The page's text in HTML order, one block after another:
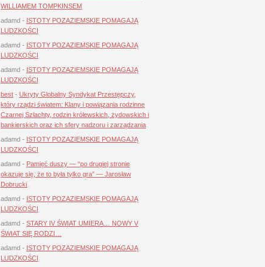
WILLIAMEM TOMPKINSEM
adamd - ISTOTY POZAZIEMSKIE POMAGAJĄ
LUDZKOŚCI
adamd - ISTOTY POZAZIEMSKIE POMAGAJĄ
LUDZKOŚCI
adamd - ISTOTY POZAZIEMSKIE POMAGAJĄ
LUDZKOŚCI
best - Ukryty Globalny Syndykat Przestępczy,
który rządzi światem: Klany i powiązania rodzinne
Czarnej Szlachty, rodzin królewskich, żydowskich i
bankierskich oraz ich sfery nadzoru i zarządzania
adamd - ISTOTY POZAZIEMSKIE POMAGAJĄ
LUDZKOŚCI
adamd - Pamięć duszy — “po drugiej stronie
okazuje się, że to była tylko gra” — Jarosław
Dobrucki
adamd - ISTOTY POZAZIEMSKIE POMAGAJĄ
LUDZKOŚCI
adamd - STARY IV ŚWIAT UMIERA… NOWY V
ŚWIAT SIĘ RODZI…
adamd - ISTOTY POZAZIEMSKIE POMAGAJĄ
LUDZKOŚCI